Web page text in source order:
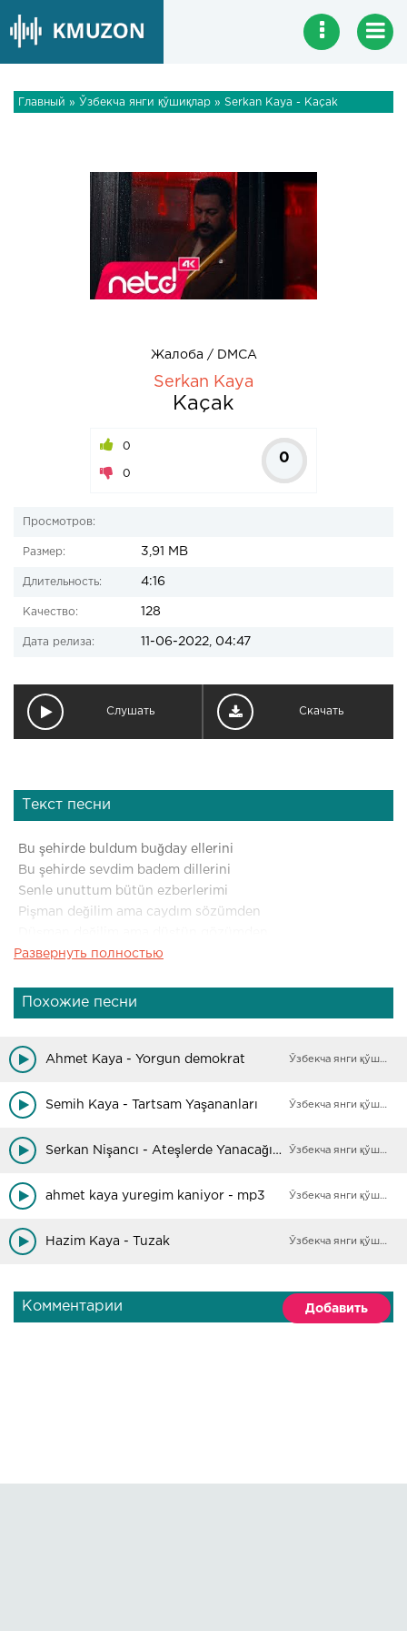
Главный » Ўзбекча янги қўшиқлар » Serkan Kaya - Kaçak
Жалоба / DMCA
Serkan Kaya
Kaçak
0
0
0
Просмотров:
Размер: 3,91 MB
Длительность: 4:16
Качество: 128
Дата релиза: 11-06-2022, 04:47
Слушать Скачать
Текст песни
Bu şehirde buldum buğday ellerini
Bu şehirde sevdim badem dillerini
Senle unuttum bütün ezberlerimi
Pişman değilim ama caydım sözümden
Kim bilir ne bekliyor, kalır mıyım ölür müyüm?
Ne malum dünya gözüyle bir daha görür müyüm?
Tuhaf buluyorlar bu kaçak halimi
Seninle kapattım aşk defterlerimi
Pişman değilim ama caydım sözümden
Düşman değilim ama düştün gözümden
Развернуть полностью
Похожие песни
Ahmet Kaya - Yorgun demokrat Ўзбекча янги қўшиқлар
Semih Kaya - Tartsam Yaşananları Ўзбекча янги қўшиқлар
Serkan Nişancı - Ateşlerde Yanacağım (Sözer Sepetci Remix) Ўзбекча янги қўшиқлар
ahmet kaya yuregim kaniyor - mp3 Ўзбекча янги қўшиқлар
Hazim Kaya - Tuzak Ўзбекча янги қўшиқлар
Комментарии Добавить